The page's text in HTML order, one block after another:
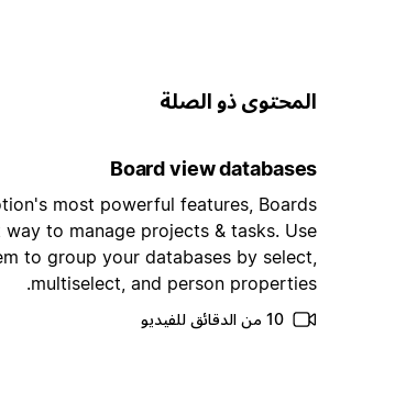
المحتوى ذو الصلة
Board view databases
most powerful features, Boards
way to manage projects & tasks. Use
to group your databases by select,
multiselect, and person properties.
10 من الدقائق للفيديو